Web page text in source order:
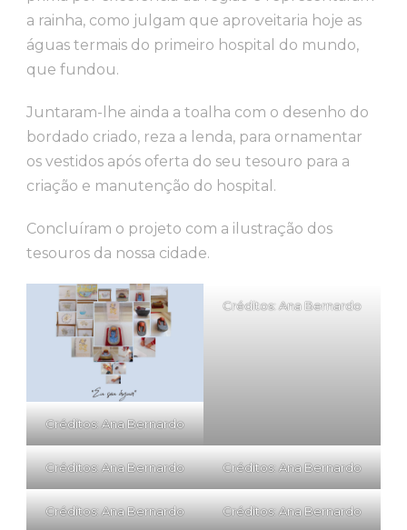
a rainha, como julgam que aproveitaria hoje as
águas termais do primeiro hospital do mundo,
que fundou.
Juntaram-lhe ainda a toalha com o desenho do
bordado criado, reza a lenda, para ornamentar
os vestidos após oferta do seu tesouro para a
criação e manutenção do hospital.
Concluíram o projeto com a ilustração dos
tesouros da nossa cidade.
Créditos: Ana Bernardo
Créditos: Ana Bernardo
Créditos: Ana Bernardo Créditos: Ana Bernardo
Créditos: Ana Bernardo Créditos: Ana Bernardo